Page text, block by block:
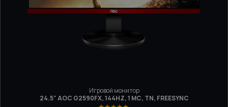
Игровой монитор
24.5" AOC G2590FX, 144HZ, 1 МС, TN, FREESYNC